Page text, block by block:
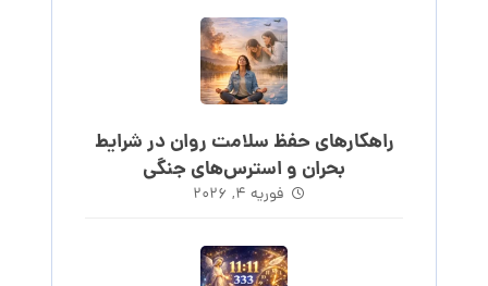
راهکارهای حفظ سلامت روان در شرایط
بحران و استرس‌های جنگی
فوریه ۴, ۲۰۲۶